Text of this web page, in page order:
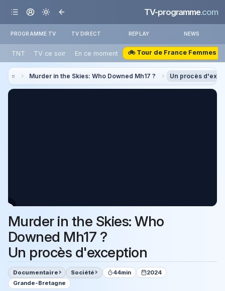
TV-programme.com
PROGRAMME TV TV DIRECT REPLAY NEWS
TNT TV ce soir En ce moment 🚲 Tour de France Femmes
Murder in the Skies: Who Downed Mh17 ? Un procès
Murder in the Skies: Who
Downed Mh17 ?
Un procès d'exception
Documentaire Société 44min
2024
Grande-Bretagne